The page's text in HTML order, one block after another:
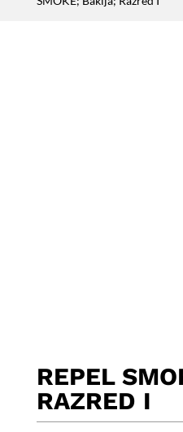
REPEL
RAZRED I